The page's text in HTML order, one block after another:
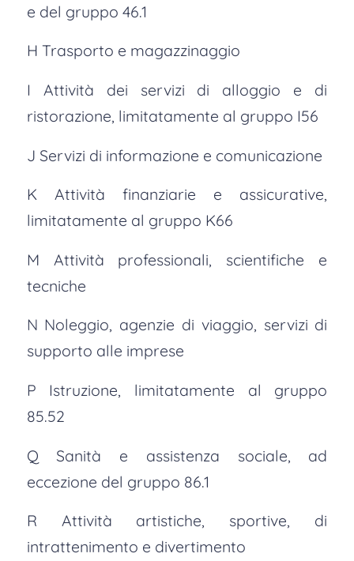
e del gruppo 46.1
H Trasporto e magazzinaggio
I Attività dei servizi di alloggio e di
ristorazione, limitatamente al gruppo I56
J Servizi di informazione e comunicazione
K Attività finanziarie e assicurative,
limitatamente al gruppo K66
M Attività professionali, scientifiche e
tecniche
N Noleggio, agenzie di viaggio, servizi di
supporto alle imprese
P Istruzione, limitatamente al gruppo
85.52
Q Sanità e assistenza sociale, ad
eccezione del gruppo 86.1
R Attività artistiche, sportive, di
intrattenimento e divertimento